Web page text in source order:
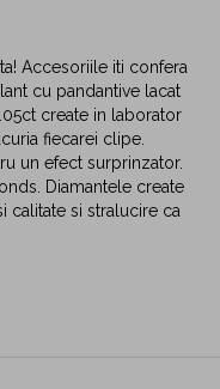
Accesoriile iti confera
cu pandantive lacat
create in laborator
fiecarei clipe.
un efect surprinzator.
Diamantele create
calitate si stralucire ca